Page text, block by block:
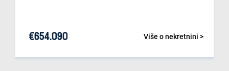
Više o nekretnini >
€654.090